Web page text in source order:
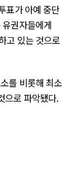
표가 아예 중단
권자들에게
고 있는 것으로
를 비롯해 최소
으로 파악됐다.